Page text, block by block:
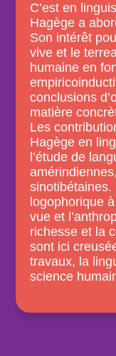
C’est en
Hagège a
Son intérêt
vive et le
humaine en
conclusions
matière
Les
Hagège en
l’étude de
sinotibétaines.
logophorique
vue et
richesse et la
sont ici
travaux, la
science